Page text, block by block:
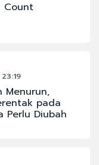
Count
Menurun,
pada
Perlu Diubah